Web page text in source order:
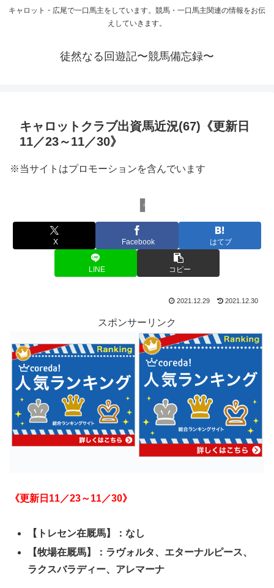
キャロット・広尾で一口馬主をしています。競馬・一口馬主関連の情報をお伝
えしていきます。
徒然なる回遊記〜競馬備忘録〜
キャロットクラブ出資馬近況(67)《更新日
11／23～11／30》
※当サイトはプロモーションを含んでいます
キャロットクラブ
X Facebook はてブ
LINE コピー
2021.12.29 2021.12.30
スポンサーリンク
《更新日11／23～11／30》
【トレセン在厩馬】：なし
【牧場在厩馬】：ラヴォルタ、エターナルピース、
ラクスバラディー、 アレマーナ